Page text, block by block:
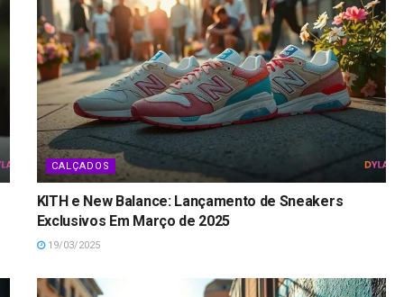
CALÇADOS
KITH e New Balance: Lançamento de Sneakers
Exclusivos Em Março de 2025
19/03/2025